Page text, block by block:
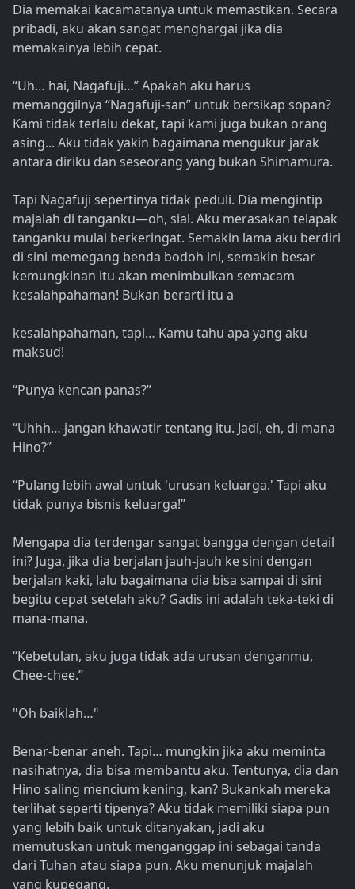
Dia memakai kacamatanya untuk memastikan. Secara
pribadi, aku akan sangat menghargai jika dia
memakainya lebih cepat.
“Uh… hai, Nagafuji…” Apakah aku harus
memanggilnya “Nagafuji-san” untuk bersikap sopan?
Kami tidak terlalu dekat, tapi kami juga bukan orang
asing... Aku tidak yakin bagaimana mengukur jarak
antara diriku dan seseorang yang bukan Shimamura.
Tapi Nagafuji sepertinya tidak peduli. Dia mengintip
majalah di tanganku—oh, sial. Aku merasakan telapak
tanganku mulai berkeringat. Semakin lama aku berdiri
di sini memegang benda bodoh ini, semakin besar
kemungkinan itu akan menimbulkan semacam
kesalahpahaman! Bukan berarti itu a
kesalahpahaman, tapi… Kamu tahu apa yang aku
maksud!
“Punya kencan panas?”
“Uhhh… jangan khawatir tentang itu. Jadi, eh, di mana
Hino?”
“Pulang lebih awal untuk 'urusan keluarga.' Tapi aku
tidak punya bisnis keluarga!”
Mengapa dia terdengar sangat bangga dengan detail
ini? Juga, jika dia berjalan jauh-jauh ke sini dengan
berjalan kaki, lalu bagaimana dia bisa sampai di sini
begitu cepat setelah aku? Gadis ini adalah teka-teki di
mana-mana.
“Kebetulan, aku juga tidak ada urusan denganmu,
Chee-chee.”
"Oh baiklah…"
Benar-benar aneh. Tapi… mungkin jika aku meminta
nasihatnya, dia bisa membantu aku. Tentunya, dia dan
Hino saling mencium kening, kan? Bukankah mereka
terlihat seperti tipenya? Aku tidak memiliki siapa pun
yang lebih baik untuk ditanyakan, jadi aku
memutuskan untuk menganggap ini sebagai tanda
dari Tuhan atau siapa pun. Aku menunjuk majalah
yang kupegang.